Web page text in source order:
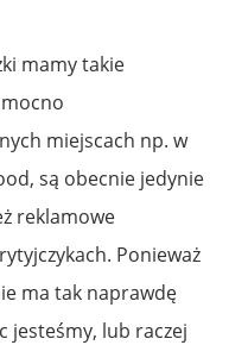
mamy takie
miejscach np. w
są obecnie jedynie
reklamowe
Ponieważ
ma tak naprawdę
jesteśmy, lub raczej